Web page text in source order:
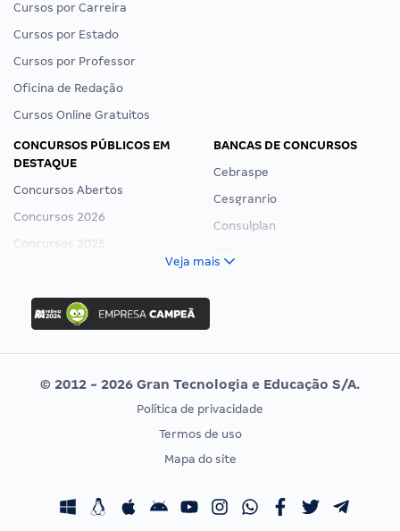
Cursos por Carreira
Cursos por Estado
Cursos por Professor
Oficina de Redação
Cursos Online Gratuitos
CONCURSOS PÚBLICOS EM
DESTAQUE
Concursos Abertos
Concursos 2026
Concursos 2025
Concurso Ibama
Concurso MPU
Editais publicados
BANCAS DE CONCURSOS
Cebraspe
Cesgranrio
Consulplan
Vunesp
CONCURSOS POR PROFISSÃO
Concursos Fiscais
EXAME DE ORDEM
Calendário OAB
Veja mais
© 2012 - 2026 Gran Tecnologia e Educação S/A.
Política de privacidade
Termos de uso
Mapa do site